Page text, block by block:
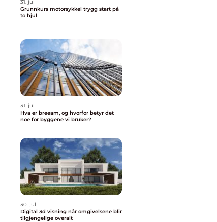
31. jul
Grunnkurs motorsykkel trygg start på
to hjul
31. jul
Hva er breeam, og hvorfor betyr det
noe for byggene vi bruker?
30. jul
Digital 3d visning når omgivelsene blir
tilgjengelige overalt